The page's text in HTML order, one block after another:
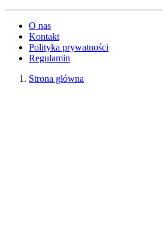
O nas
Kontakt
Polityka prywatności
Regulamin
Strona główna